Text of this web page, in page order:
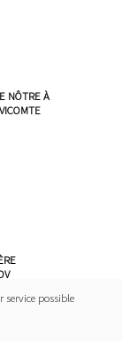
NÔTRE À
service possible